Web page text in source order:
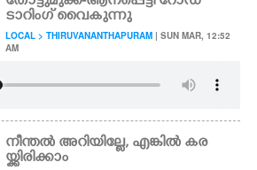
ടാറിംഗ് വൈകുന്നു
LOCAL > THIRUVANANTHAPURAM | SUN MAR, 12:52
AM
നീന്തൽ അറിയില്ലേ, എങ്കിൽ കര
യ്ക്കിരിക്കാം